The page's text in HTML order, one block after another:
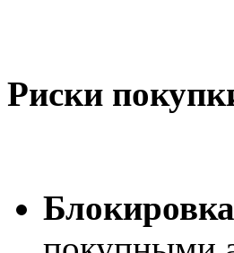
Риски